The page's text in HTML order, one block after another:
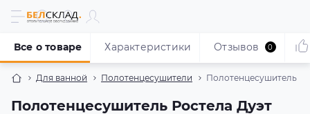
Для ванной Полотенцесушители Полотенцесушитель
Полотенцесушитель Ростела Дуэт
Все о товаре Характеристики Отзывов 0